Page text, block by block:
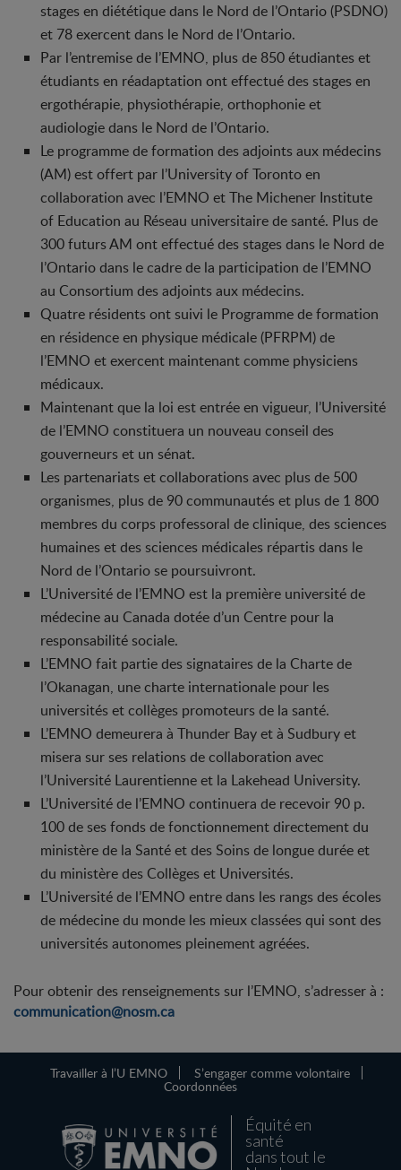
stages en diététique dans le Nord de l’Ontario (PSDNO)
et 78 exercent dans le Nord de l’Ontario.
Par l’entremise de l’EMNO, plus de 850 étudiantes et
étudiants en réadaptation ont effectué des stages en
ergothérapie, physiothérapie, orthophonie et
audiologie dans le Nord de l’Ontario.
Le programme de formation des adjoints aux médecins
(AM) est offert par l’University of Toronto en
collaboration avec l’EMNO et The Michener Institute
of Education au Réseau universitaire de santé. Plus de
300 futurs AM ont effectué des stages dans le Nord de
l’Ontario dans le cadre de la participation de l’EMNO
au Consortium des adjoints aux médecins.
Quatre résidents ont suivi le Programme de formation
en résidence en physique médicale (PFRPM) de
l’EMNO et exercent maintenant comme physiciens
médicaux.
Maintenant que la loi est entrée en vigueur, l’Université
de l’EMNO constituera un nouveau conseil des
gouverneurs et un sénat.
Les partenariats et collaborations avec plus de 500
organismes, plus de 90 communautés et plus de 1 800
membres du corps professoral de clinique, des sciences
humaines et des sciences médicales répartis dans le
Nord de l’Ontario se poursuivront.
L’Université de l’EMNO est la première université de
médecine au Canada dotée d’un Centre pour la
responsabilité sociale.
L’EMNO fait partie des signataires de la Charte de
l’Okanagan, une charte internationale pour les
universités et collèges promoteurs de la santé.
L’EMNO demeurera à Thunder Bay et à Sudbury et
misera sur ses relations de collaboration avec
l’Université Laurentienne et la Lakehead University.
L’Université de l’EMNO continuera de recevoir 90 p.
100 de ses fonds de fonctionnement directement du
ministère de la Santé et des Soins de longue durée et
du ministère des Collèges et Universités.
L’Université de l’EMNO entre dans les rangs des écoles
de médecine du monde les mieux classées qui sont des
universités autonomes pleinement agréées.
Pour obtenir des renseignements sur l’EMNO, s’adresser à :
communication@nosm.ca
Travailler à l’U EMNO S’engager comme volontaire
Coordonnées
Équité en
santé
dans tout le